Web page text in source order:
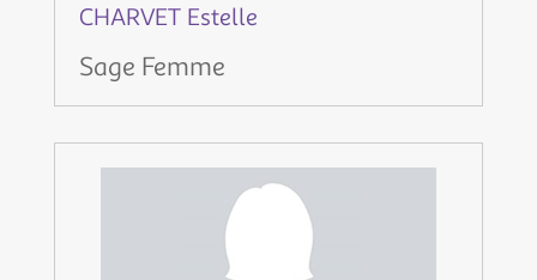
CHARVET Estelle
Sage Femme